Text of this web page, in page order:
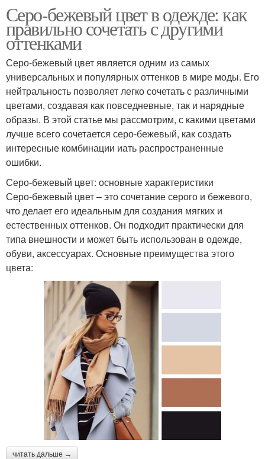
Серо-бежевый цвет в одежде: как
правильно сочетать с другими
оттенками
Серо-бежевый цвет является одним из самых
универсальных и популярных оттенков в мире моды. Его
нейтральность позволяет легко сочетать с различными
цветами, создавая как повседневные, так и нарядные
образы. В этой статье мы рассмотрим, с какими цветами
лучше всего сочетается серо-бежевый, как создать
интересные комбинации иать распространенные
ошибки.
Серо-бежевый цвет: основные характеристики
Серо-бежевый цвет – это сочетание серого и бежевого,
что делает его идеальным для создания мягких и
естественных оттенков. Он подходит практически для
типа внешности и может быть использован в одежде,
обуви, аксессуарах. Основные преимущества этого
цвета:
читать дальше →